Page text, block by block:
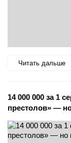
Читать дальше
14 000 000 за 1
престолов» —